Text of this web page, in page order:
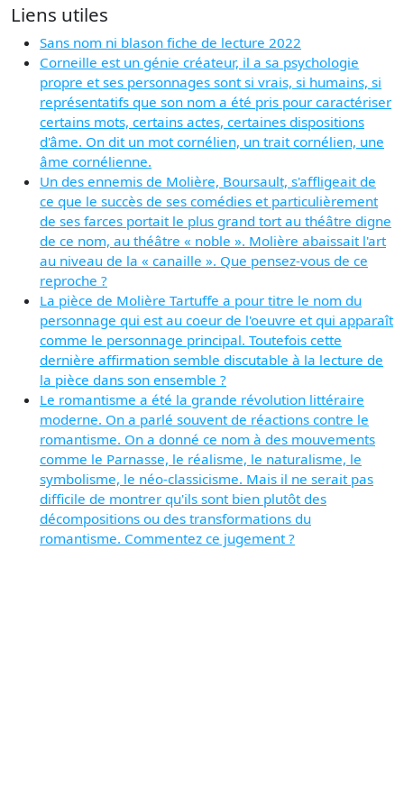
Liens utiles
Sans nom ni blason fiche de lecture 2022
Corneille est un génie créateur, il a sa psychologie
propre et ses personnages sont si vrais, si humains, si
représentatifs que son nom a été pris pour caractériser
certains mots, certains actes, certaines dispositions
d'âme. On dit un mot cornélien, un trait cornélien, une
âme cornélienne.
Un des ennemis de Molière, Boursault, s'affligeait de
ce que le succès de ses comédies et particulièrement
de ses farces portait le plus grand tort au théâtre digne
de ce nom, au théâtre « noble ». Molière abaissait l'art
au niveau de la « canaille ». Que pensez-vous de ce
reproche ?
La pièce de Molière Tartuffe a pour titre le nom du
personnage qui est au coeur de l'oeuvre et qui apparaît
comme le personnage principal. Toutefois cette
dernière affirmation semble discutable à la lecture de
la pièce dans son ensemble ?
Le romantisme a été la grande révolution littéraire
moderne. On a parlé souvent de réactions contre le
romantisme. On a donné ce nom à des mouvements
comme le Parnasse, le réalisme, le naturalisme, le
symbolisme, le néo-classicisme. Mais il ne serait pas
difficile de montrer qu'ils sont bien plutôt des
décompositions ou des transformations du
romantisme. Commentez ce jugement ?